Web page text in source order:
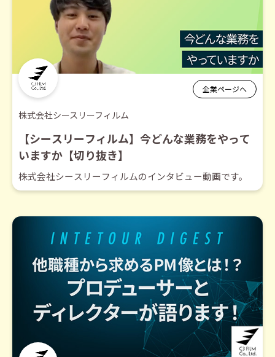
企業ページへ
株式会社シースリーフィルム
【シースリーフィルム】今どんな業務をやって
いますか【切り抜き】
株式会社シースリーフィルムのインタビュー動画です。